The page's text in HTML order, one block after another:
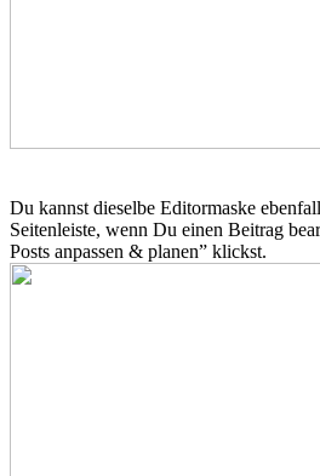
Du kannst dieselbe Editormaske
Seitenleiste, wenn Du einen Beitrag
Posts anpassen & planen” klickst.